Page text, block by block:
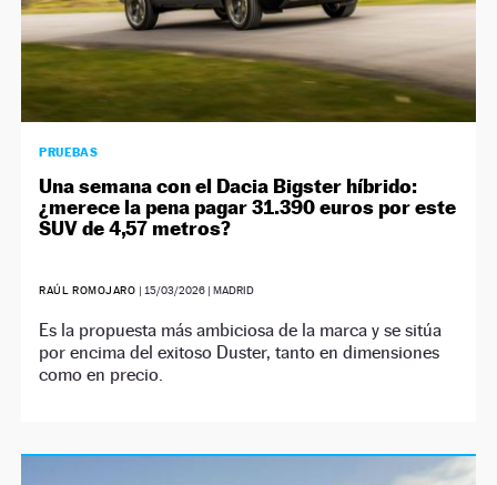
PRUEBAS
Una semana con el Dacia Bigster híbrido:
¿merece la pena pagar 31.390 euros por este
SUV de 4,57 metros?
RAÚL ROMOJARO | 15/03/2026 | MADRID
Es la propuesta más ambiciosa de la marca y se sitúa
por encima del exitoso Duster, tanto en dimensiones
como en precio.